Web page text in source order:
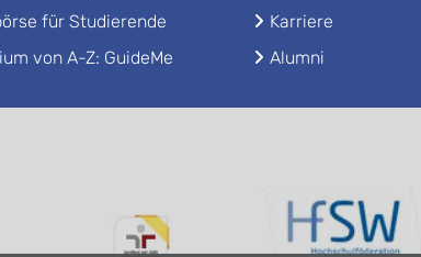
für Studierende
von A-Z: GuideMe
Karriere
Alumni